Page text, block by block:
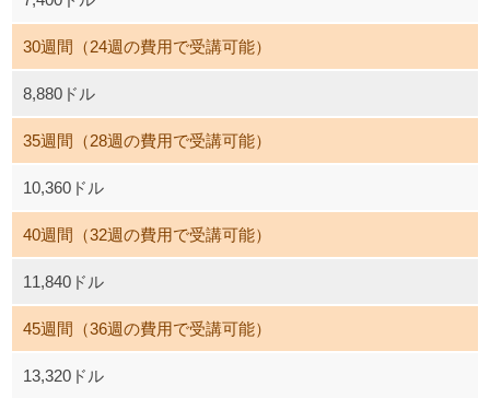
30週間（24週の費用で受講可能）
8,880ドル
35週間（28週の費用で受講可能）
10,360ドル
40週間（32週の費用で受講可能）
11,840ドル
45週間（36週の費用で受講可能）
13,320ドル